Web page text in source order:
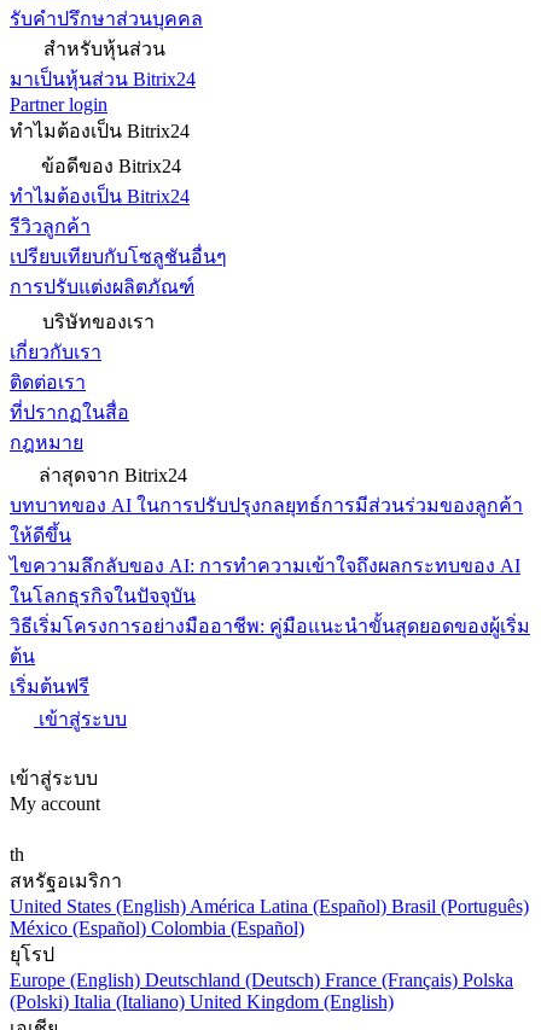
รับคำปรึกษาส่วนบุคคล
สำหรับหุ้นส่วน
มาเป็นหุ้นส่วน Bitrix24
Partner login
ทำไมต้องเป็น Bitrix24
ข้อดีของ Bitrix24
ทำไมต้องเป็น Bitrix24
รีวิวลูกค้า
เปรียบเทียบกับโซลูชันอื่นๆ
การปรับแต่งผลิตภัณฑ์
บริษัทของเรา
เกี่ยวกับเรา
ติดต่อเรา
ที่ปรากฏในสื่อ
กฎหมาย
ล่าสุดจาก Bitrix24
บทบาทของ AI ในการปรับปรุงกลยุทธ์การมีส่วนร่วมของลูกค้า
ให้ดีขึ้น
ไขความลึกลับของ AI: การทำความเข้าใจถึงผลกระทบของ AI
ในโลกธุรกิจในปัจจุบัน
วิธีเริ่มโครงการอย่างมืออาชีพ: คู่มือแนะนำขั้นสุดยอดของผู้เริ่ม
ต้น
เริ่มต้นฟรี
เข้าสู่ระบบ
เข้าสู่ระบบ
My account
th
สหรัฐอเมริกา
United States (English) América Latina (Español) Brasil (Português)
México (Español) Colombia (Español)
ยุโรป
Europe (English) Deutschland (Deutsch) France (Français) Polska
(Polski) Italia (Italiano) United Kingdom (English)